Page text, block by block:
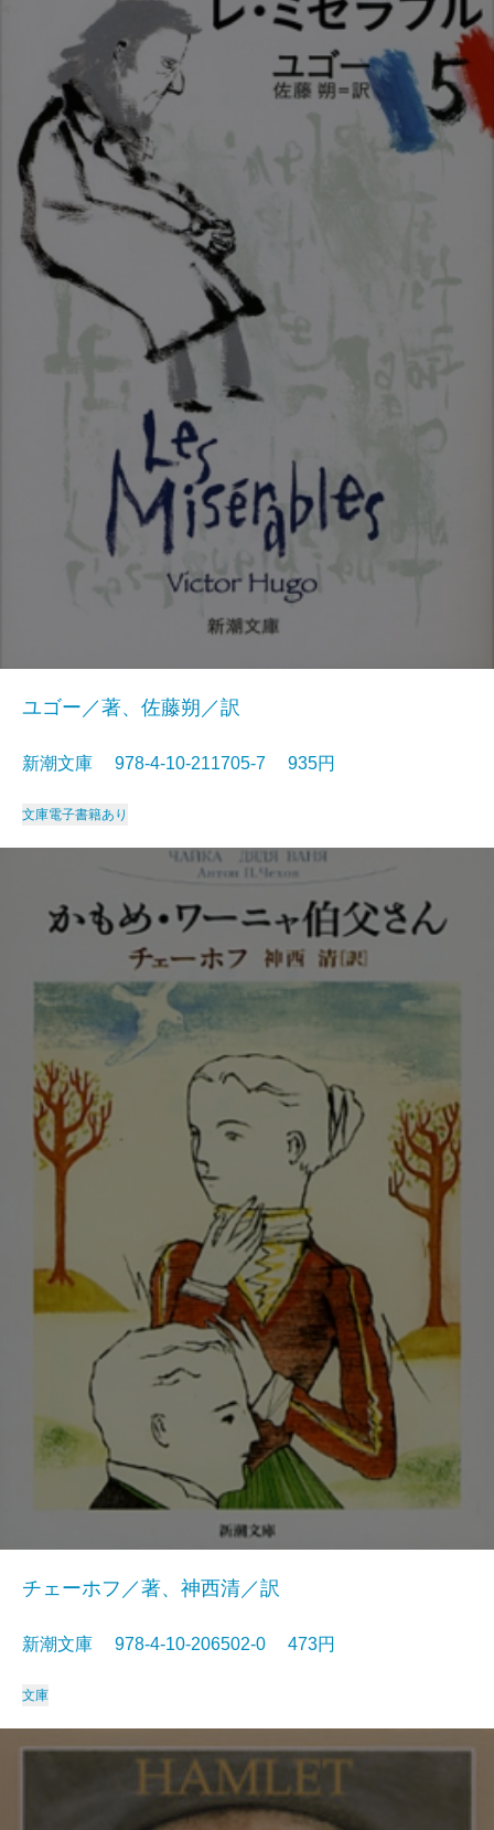
ユゴー／著、佐藤朔／訳
新潮文庫 978-4-10-211705-7 935円
文庫電子書籍あり
チェーホフ／著、神西清／訳
新潮文庫 978-4-10-206502-0 473円
文庫